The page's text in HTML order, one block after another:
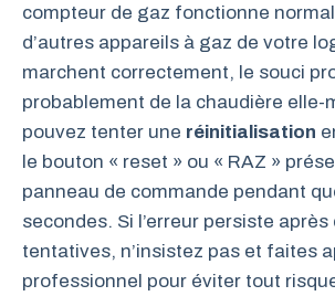
compteur de gaz fonctionne
d’autres appareils à gaz de votre
marchent correctement, le souci
probablement de la chaudière elle-
pouvez tenter une réinitialisation
le bouton « reset » ou « RAZ »
panneau de commande pendant
secondes. Si l’erreur persiste après
tentatives, n’insistez pas et faites
professionnel pour éviter tout